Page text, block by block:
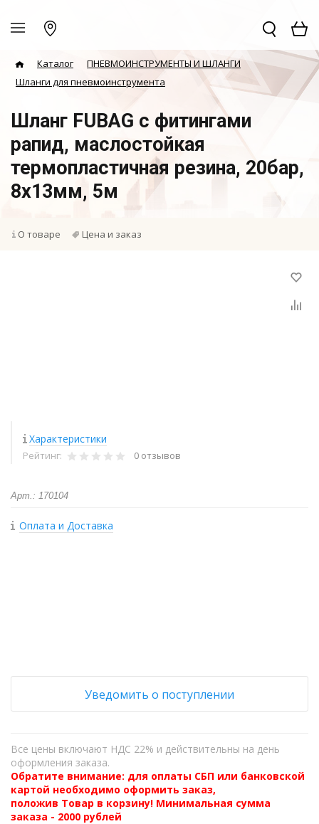
Каталог
ПНЕВМОИНСТРУМЕНТЫ И ШЛАНГИ
Шланги для пневмоинструмента
Шланг FUBAG с фитингами
рапид, маслостойкая
термопластичная резина, 20бар,
8x13мм, 5м
О товаре Цена и заказ
Характеристики
Рейтинг: 0 отзывов
Арт.: 170104
Оплата и Доставка
Уведомить о поступлении
Все цены включают НДС 22% и действительны на день
оформления заказа.
Обратите внимание: для оплаты СБП или банковской
картой необходимо оформить заказ,
положив Товар в корзину! Минимальная сумма
заказа - 2000 рублей